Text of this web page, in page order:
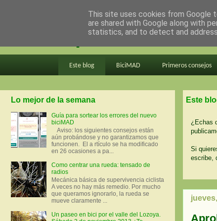
en bici por madrid
Este blog BiciMAD Primeros consejos
Este
¿Echas
Si
escribe,
Lo mejor de la semana
Guía para sortear los errores del nuevo
biciMAD
Aviso: los siguientes consejos están
aún probándose y no garantizamos que
funcionen. El a rtículo se ha modificado
en 26 ocasiones a pa...
Como centrar una rueda: tensado de
radios
Mecánica básica de supervivencia ciclista
A veces no hay más remedio. Por mucho
que queramos ignorarlo, la rueda se
mueve claramente ...
Un paseo en bici por el valle del Lozoya.
This site uses cookies from Google
are shared with Google along with
statistics, and to detect and